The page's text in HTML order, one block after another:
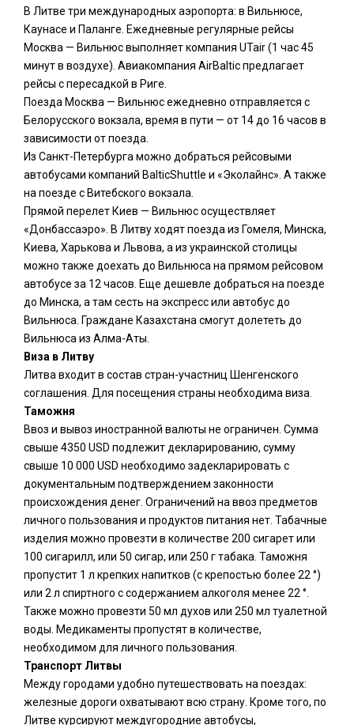
В Литве три международных аэропорта: в Вильнюсе,
Каунасе и Паланге. Ежедневные регулярные рейсы
Москва — Вильнюс выполняет компания UTair (1 час 45
минут в воздухе). Авиакомпания AirBaltic предлагает
рейсы с пересадкой в Риге.
Поезда Москва — Вильнюс ежедневно отправляется с
Белорусского вокзала, время в пути — от 14 до 16 часов в
зависимости от поезда.
Из Санкт-Петербурга можно добраться рейсовыми
автобусами компаний BalticShuttle и «Эколайнс». А также
на поезде с Витебского вокзала.
Прямой перелет Киев — Вильнюс осуществляет
«Донбассаэро». В Литву ходят поезда из Гомеля, Минска,
Киева, Харькова и Львова, а из украинской столицы
можно также доехать до Вильнюса на прямом рейсовом
автобусе за 12 часов. Еще дешевле добраться на поезде
до Минска, а там сесть на экспресс или автобус до
Вильнюса. Граждане Казахстана смогут долететь до
Вильнюса из Алма-Аты.
Виза в Литву
Литва входит в состав стран-участниц Шенгенского
соглашения. Для посещения страны необходима виза.
Таможня
Ввоз и вывоз иностранной валюты не ограничен. Сумма
свыше 4350 USD подлежит декларированию, сумму
свыше 10 000 USD необходимо задекларировать с
документальным подтверждением законности
происхождения денег. Ограничений на ввоз предметов
личного пользования и продуктов питания нет. Табачные
изделия можно провезти в количестве 200 сигарет или
100 сигарилл, или 50 сигар, или 250 г табака. Таможня
пропустит 1 л крепких напитков (с крепостью более 22 °)
или 2 л спиртного с содержанием алкоголя менее 22 °.
Также можно провезти 50 мл духов или 250 мл туалетной
воды. Медикаменты пропустят в количестве,
необходимом для личного пользования.
Транспорт Литвы
Между городами удобно путешествовать на поездах:
железные дороги охватывают всю страну. Кроме того, по
Литве курсируют междугородние автобусы,